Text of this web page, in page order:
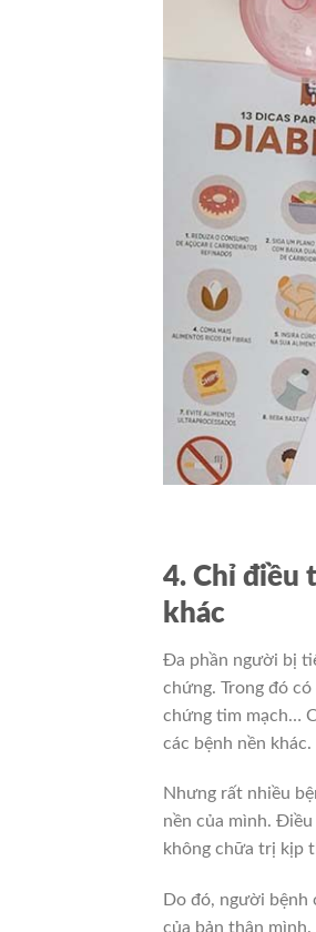
4. Chỉ điều
khác
Đa phần người bị
chứng. Trong đó
chứng tim mạch…
các bệnh nền khác.
Nhưng rất nhiều
nền của mình.
không chữa trị kịp
Do đó, người
của bản thân mình.